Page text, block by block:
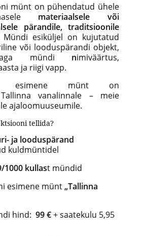
münt on pühendatud ühele
materiaalsele või
pärandile, traditsioonile
Mündi esiküljel on kujutatud
või looduspärandi objekt,
aga mündi nimiväärtus,
ja riigi vapp.
esimene münt on
vanalinnale – meie
ajaloomuuseumile.
tellida?
ja looduspärand
kuldmüntidel
1000 kullast mündid
esimene münt„Tallinna
hind: 99 €+ saatekulu 5,95